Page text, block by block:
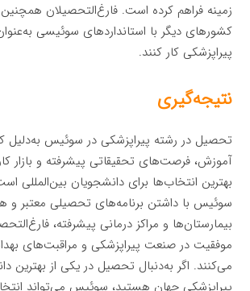
زمینه فراهم کرده است. فارغ‌التحصیلان
کشورهای دیگر با استانداردهای سوئیسی
پیراپزشکی کار کنند.
نتیجه‌گیری
تحصیل در رشته پیراپزشکی در سوئیس به‌دلیل
آموزش، فرصت‌های تحقیقاتی پیشرفته و بازار
بهترین انتخاب‌ها برای دانشجویان بین‌المللی
سوئیس با داشتن برنامه‌های تحصیلی معتبر و
بیمارستان‌ها و مراکز درمانی پیشرفته،
موفقیت در صنعت پیراپزشکی و مراقبت‌های
می‌کنند. اگر به‌دنبال تحصیل در یکی از بهترین
پیراپزشکی جهان هستید، سوئیس می‌تواند